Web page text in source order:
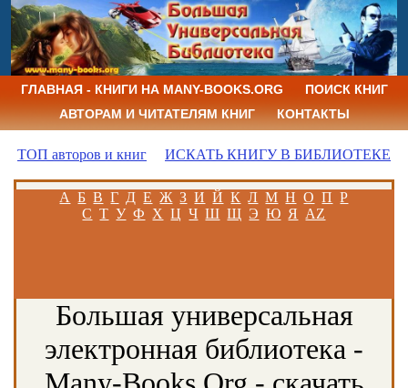
ГЛАВНАЯ - КНИГИ НА MANY-BOOKS.ORG
ПОИСК КНИГ
АВТОРАМ И ЧИТАТЕЛЯМ КНИГ
КОНТАКТЫ
ТОП авторов и книг ИСКАТЬ КНИГУ В БИБЛИОТЕКЕ
А Б В Г Д Е Ж З И Й К Л М Н О П Р
С Т У Ф Х Ц Ч Ш Щ Э Ю Я AZ
Большая универсальная
электронная библиотека -